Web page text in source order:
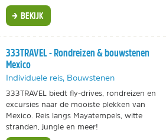
BEKIJK
333TRAVEL - Rondreizen & bouwstenen
Mexico
Individuele reis, Bouwstenen
333TRAVEL biedt fly-drives, rondreizen en
excursies naar de mooiste plekken van
Mexico. Reis langs Mayatempels, witte
stranden, jungle en meer!